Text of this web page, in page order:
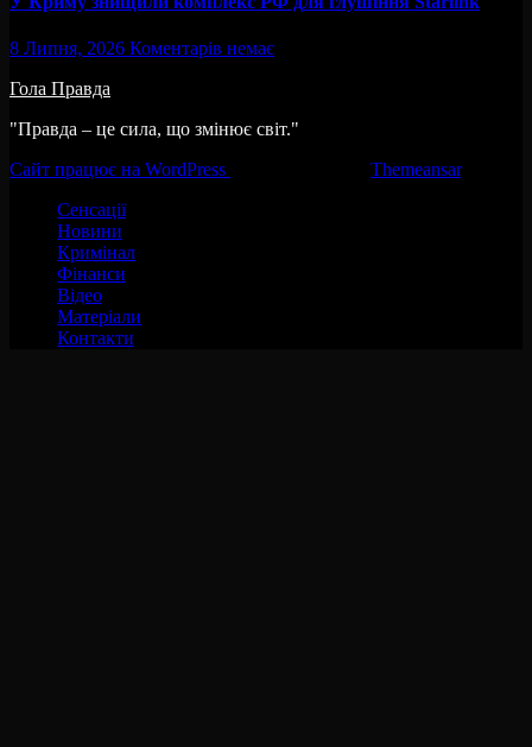
8 Липня, 2026 Коментарів немає
Гола Правда
"Правда – це сила, що змінює світ."
Сайт працює на WordPress
Themeansar.
Сенсації
Новини
Кримінал
Фінанси
Відео
Матеріали
Контакти